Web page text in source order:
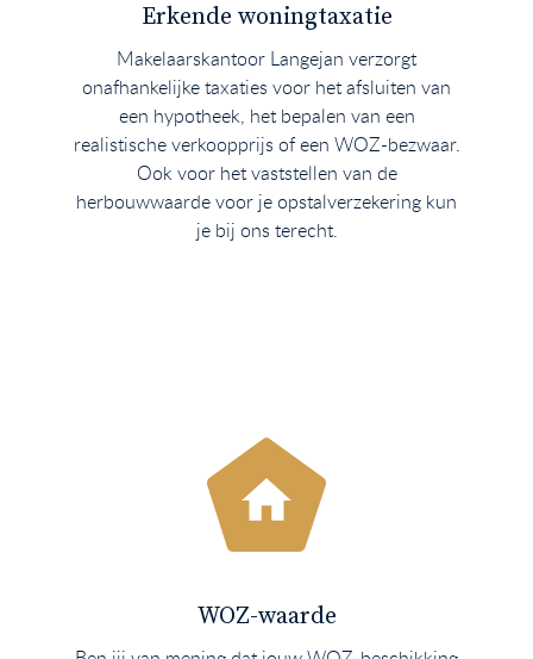
Erkende woningtaxatie
Makelaarskantoor Langejan verzorgt
onafhankelijke taxaties voor het afsluiten van
een hypotheek, het bepalen van een
realistische verkoopprijs of een WOZ-bezwaar.
Ook voor het vaststellen van de
herbouwwaarde voor je opstalverzekering kun
je bij ons terecht.
WOZ-waarde